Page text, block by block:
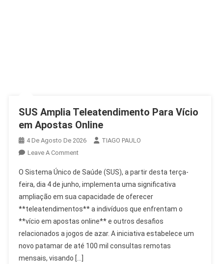
SUS Amplia Teleatendimento Para Vício
em Apostas Online
4 De Agosto De 2026
TIAGO PAULO
Leave A CommentOn
Amplia
Teleatendimento
Para
Vício
Em
Apostas
Online
O Sistema Único de Saúde (SUS), a partir desta terça-
feira, dia 4 de junho, implementa uma significativa
ampliação em sua capacidade de oferecer
**teleatendimentos** a indivíduos que enfrentam o
**vício em apostas online** e outros desafios
relacionados a jogos de azar. A iniciativa estabelece um
novo patamar de até 100 mil consultas remotas
mensais, visando […]